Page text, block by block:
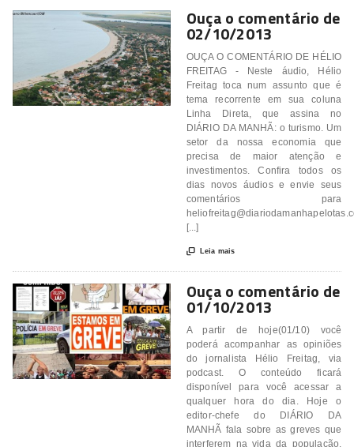
Ouça o comentário de
02/10/2013
OUÇA O COMENTÁRIO DE HÉLIO
FREITAG - Neste áudio, Hélio
Freitag toca num assunto que é
tema recorrente em sua coluna
Linha Direta, que assina no
DIÁRIO DA MANHÃ: o turismo. Um
setor da nossa economia que
precisa de maior atenção e
investimentos. Confira todos os
dias novos áudios e envie seus
comentários para
[...]
 Leia mais
Ouça o comentário de
01/10/2013
A partir de hoje(01/10) você
poderá acompanhar as opiniões
do jornalista Hélio Freitag, via
podcast. O conteúdo ficará
disponível para você acessar a
qualquer hora do dia. Hoje o
editor-chefe do DIÁRIO DA
MANHÃ fala sobre as greves que
interferem na vida da população.